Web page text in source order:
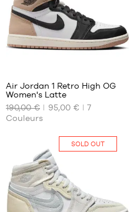
38.5
39
40
NOS
TAILLES
DISPONIBLES
36.5
Air Jordan 1 Retro High OG
Women's Latte
190,00 €
95,00 €
7
Couleurs
SOLD OUT